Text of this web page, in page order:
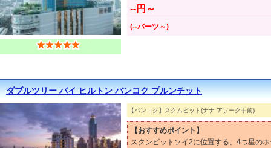
--円～
(--バーツ～)
ダブルツリー バイ ヒルトン バンコク プルンチット
【バンコク】スクムビット(ナナ-アソーク手前)
【おすすめポイント】
スクンビットソイ2に位置する、4つ星の